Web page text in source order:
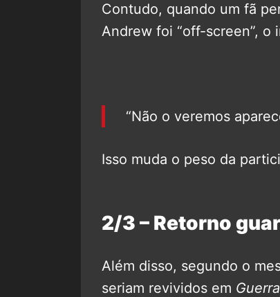
Contudo, quando um fã
Andrew foi “off-screen”, o
“Não o veremos
Isso muda o peso da
2/3 – Retorno
Além disso, segundo o
seriam revividos em